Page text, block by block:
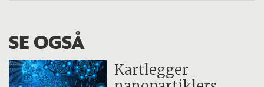
SE OGSÅ
Kartlegger